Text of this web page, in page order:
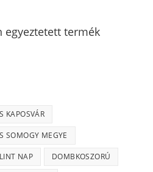
egyeztetett termék
KAPOSVÁR
SOMOGY MEGYE
NAP DOMBKOSZORÚ